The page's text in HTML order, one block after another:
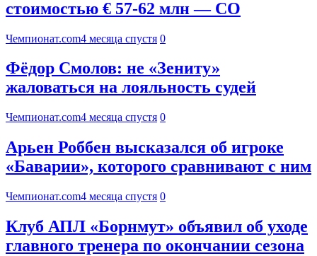
стоимостью € 57-62 млн — CO
Чемпионат.com4 месяца спустя 0
Фёдор Смолов: не «Зениту»
жаловаться на лояльность судей
Чемпионат.com4 месяца спустя 0
Арьен Роббен высказался об игроке
«Баварии», которого сравнивают с ним
Чемпионат.com4 месяца спустя 0
Клуб АПЛ «Борнмут» объявил об уходе
главного тренера по окончании сезона